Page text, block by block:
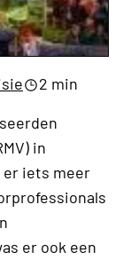
2 min
in
er iets meer
er ook een